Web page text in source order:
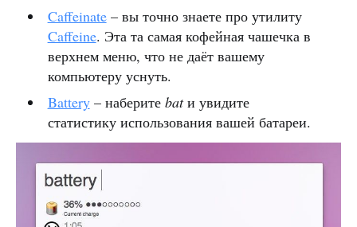
Caffeinate– вы точно знаете про утилиту
Caffeine. Эта та самая кофейная чашечка в
верхнем меню, что не даёт вашему
компьютеру уснуть.
Battery– наберите batи увидите
статистику использования вашей батареи.